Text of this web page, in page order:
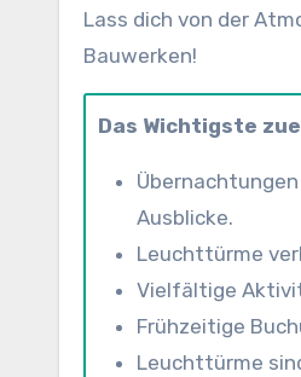
Lass dich von der
Bauwerken!
Das Wichtigste
Ausblicke.
Leuchttürme
Vielfältige
Frühzeitige
Leuchttürme